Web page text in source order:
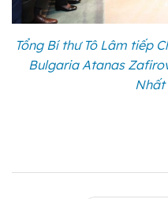
Tổng Bí thư Tô Lâm tiếp
Bulgaria Atanas
Nhất